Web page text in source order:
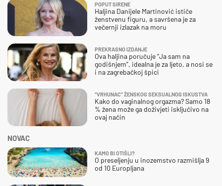
NOVAC
KAMO BI OTIŠLI?
O preseljenju u inozemstvo razmišlja 9
od 10 Europljana
POPUT SIRENE
Haljina Danijele Martinović ističe
ženstvenu figuru, a savršena je za
večernji izlazak na moru
PREKRASNO IZDANJE
Ova haljina poručuje “Ja sam na
godišnjem”, idealna je za ljeto, a nosi se
i na zagrebačkoj špici
"VRHUNAC" ŽENSKOG SEKSUALNOG ISKUSTVA
Kako do vaginalnog orgazma? Samo 18
% žena može ga doživjeti isključivo na
ovaj način